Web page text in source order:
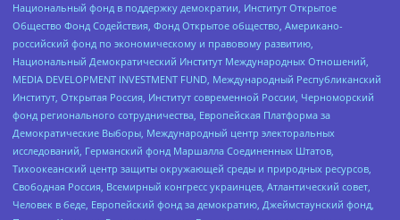
Национальный фонд в поддержку демократии, Институт Открытое
Общество Фонд Содействия, Фонд Открытое общество, Американо-
российский фонд по экономическому и правовому развитию,
Национальный Демократический Институт Международных Отношений,
MEDIA DEVELOPMENT INVESTMENT FUND, Международный Республиканский
Институт, Открытая Россия, Институт современной России, Черноморский
фонд регионального сотрудничества, Европейская Платформа за
Демократические Выборы, Международный центр электоральных
исследований, Германский фонд Маршалла Соединенных Штатов,
Тихоокеанский центр защиты окружающей среды и природных ресурсов,
Свободная Россия, Всемирный конгресс украинцев, Атлантический совет,
Человек в беде, Европейский фонд за демократию, Джеймстаунский фонд,